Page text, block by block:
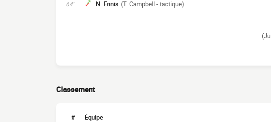
64' N. Ennis (T. Campbell - tactique)
Classement
# Équipe